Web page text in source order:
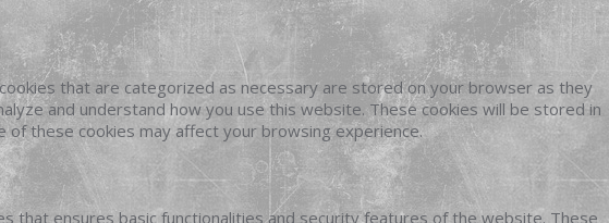
that are categorized as necessary are stored on your browser as they
and understand how you use this website. These cookies will be stored in
these cookies may affect your browsing experience.
that ensures basic functionalities and security features of the website. These